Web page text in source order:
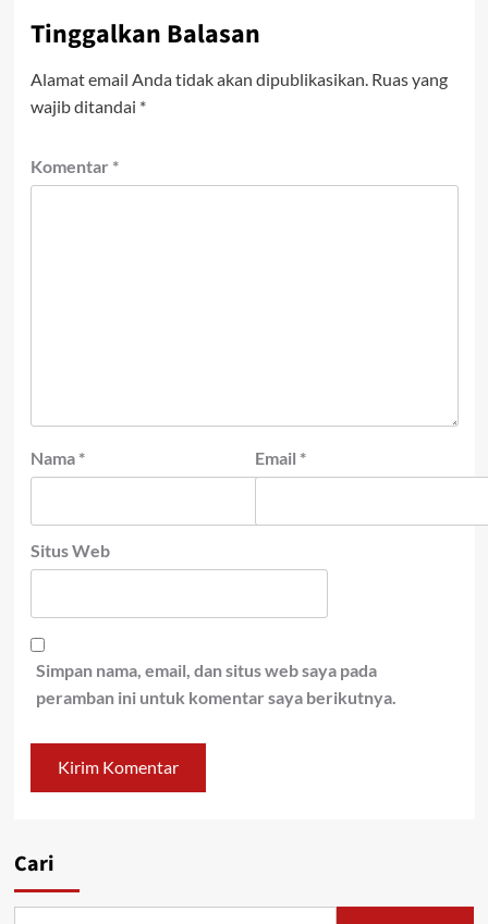
Tinggalkan Balasan
Alamat email Anda tidak akan dipublikasikan. Ruas yang
wajib ditandai *
Komentar *
Nama * Email *
Situs Web
Simpan nama, email, dan situs web saya pada
peramban ini untuk komentar saya berikutnya.
Cari